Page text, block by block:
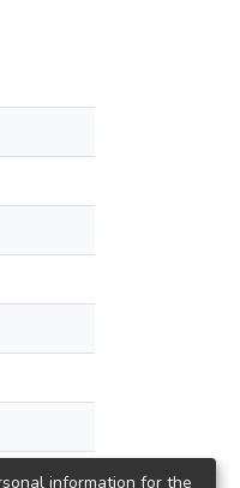
information for the